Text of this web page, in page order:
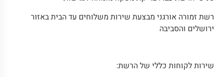
רשת זמורה אורגני מבצעת שירות משלוחים עד הבית באזור
ירושלים והסביבה
שירות לקוחות כללי של הרשת: